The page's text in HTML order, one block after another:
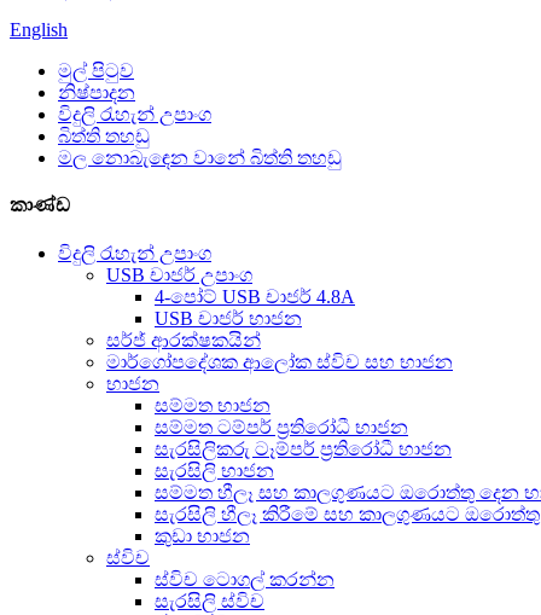
English
මුල් පිටුව
නිෂ්පාදන
විදුලි රැහැන් උපාංග
බිත්ති තහඩු
මල නොබැඳෙන වානේ බිත්ති තහඩු
කාණ්ඩ
විදුලි රැහැන් උපාංග
USB චාජර් උපාංග
4-පෝට් USB චාජර් 4.8A
USB චාජර් භාජන
සර්ජ් ආරක්ෂකයින්
මාර්ගෝපදේශක ආලෝක ස්විච සහ භාජන
භාජන
සම්මත භාජන
සම්මත ටම්පර් ප්‍රතිරෝධී භාජන
සැරසිලිකරු ටෑම්පර් ප්‍රතිරෝධී භාජන
සැරසිලි භාජන
සම්මත හීලෑ සහ කාලගුණයට ඔරොත්තු දෙන
සැරසිලි හීලෑ කිරීමේ සහ කාලගුණයට
කුඩා භාජන
ස්විච
ස්විච ටොගල් කරන්න
සැරසිලි ස්විච